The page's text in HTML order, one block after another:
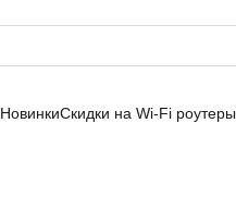
НовинкиСкидки на Wi-Fi роутеры